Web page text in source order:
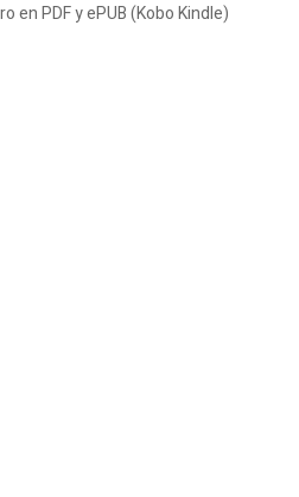
en PDF y ePUB (Kobo Kindle)